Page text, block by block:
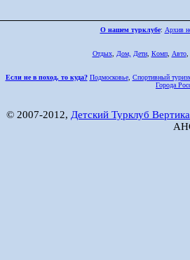
О нашем турклубе: Архив
Отдых, Дом, Дети, Комп, Авто,
Если не в поход, то куда? Подмосковье, Спортивный
Города
© 2007-2012, Детский Турклуб